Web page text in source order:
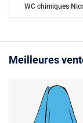
WC chimiques
Meilleures